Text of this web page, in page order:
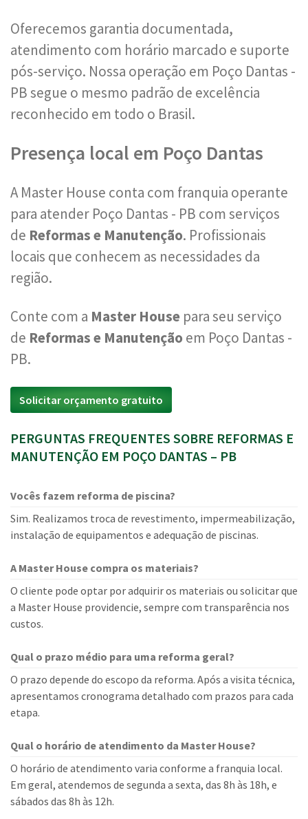
Oferecemos garantia documentada,
atendimento com horário marcado e suporte
pós-serviço. Nossa operação em Poço Dantas -
PB segue o mesmo padrão de excelência
reconhecido em todo o Brasil.
Presença local em Poço Dantas
A Master House conta com franquia operante
para atender Poço Dantas - PB com serviços
de Reformas e Manutenção. Profissionais
locais que conhecem as necessidades da
região.
Conte com a Master House para seu serviço
de Reformas e Manutenção em Poço Dantas -
PB.
Solicitar orçamento gratuito
PERGUNTAS FREQUENTES SOBRE REFORMAS E
MANUTENÇÃO EM POÇO DANTAS – PB
Vocês fazem reforma de piscina?
Sim. Realizamos troca de revestimento, impermeabilização,
instalação de equipamentos e adequação de piscinas.
A Master House compra os materiais?
O cliente pode optar por adquirir os materiais ou solicitar que
a Master House providencie, sempre com transparência nos
custos.
Qual o prazo médio para uma reforma geral?
O prazo depende do escopo da reforma. Após a visita técnica,
apresentamos cronograma detalhado com prazos para cada
etapa.
Qual o horário de atendimento da Master House?
O horário de atendimento varia conforme a franquia local.
Em geral, atendemos de segunda a sexta, das 8h às 18h, e
sábados das 8h às 12h.